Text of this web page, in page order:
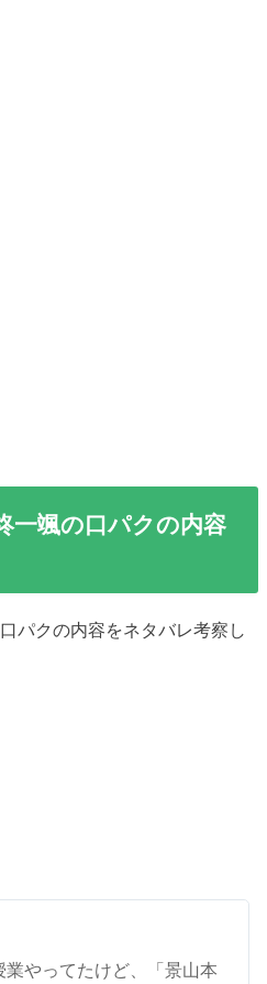
一颯の口パクの内容
パクの内容をネタバレ考察し
やってたけど、「景山本